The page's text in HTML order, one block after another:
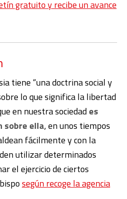
gratuito y recibe un avance
tiene “una doctrina social y
lo que significa la libertad
en nuestra sociedades
sobre ella, en unos tiempos
fácilmente y con la
utilizar determinados
el ejercicio de ciertos
según recoge la agencia